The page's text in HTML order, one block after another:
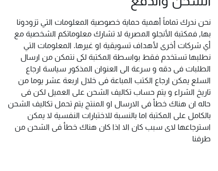
نحن ندرك تماماً أهمية حماية خصوصية المعلومات التي تزودونا
بها, فمكتبة الأنجلو المصرية لا تشارك معلوماتكم الشخصية مع
أي شركات أخرى لأهداف تسويقية او غيرها. المعلومات التي
نطلبها تستخدم فقط بواسطة المكتبة لكى نتمكن من ارسال
الطلبات فى دقه و سرعة الى العنوان المذكور سياسة ارجاع
السلع يمكن ارجاع الكتب المباعة فى خلال اربعة عشر يوما من
تاريخ الشراء و يتم حساب تكاليف الشحن على العميل لكن فى
حاله ان هناك خطأ فى الارسال او المنتج يتم تحمل تكاليف الشحن
بالكامل على المكتبة اما بالنسبة للاختبارات النفسية لا يمكن
استرجاعها لاى سبب كان الا اذا كان هناك خطأ فى الشحن من
طرفنا